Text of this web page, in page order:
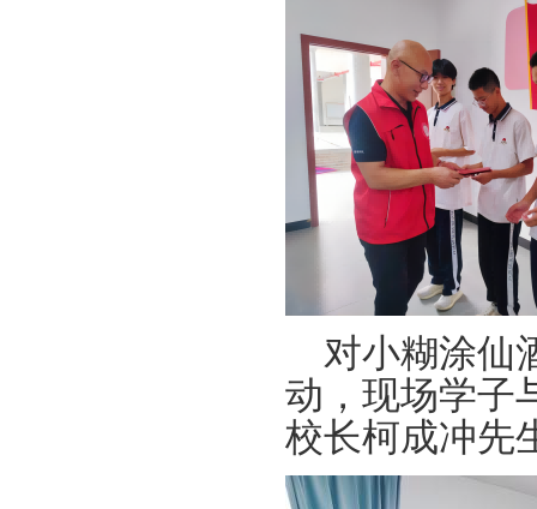
对小糊涂仙
动，现场学子
校长柯成冲先